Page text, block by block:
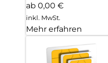
ab 0,00 €
inkl. MwSt.
Mehr erfahren